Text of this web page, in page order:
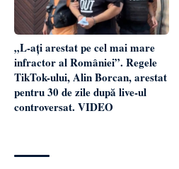
„L-ați arestat pe cel mai mare
infractor al României”. Regele
TikTok-ului, Alin Borcan, arestat
pentru 30 de zile după live-ul
controversat. VIDEO